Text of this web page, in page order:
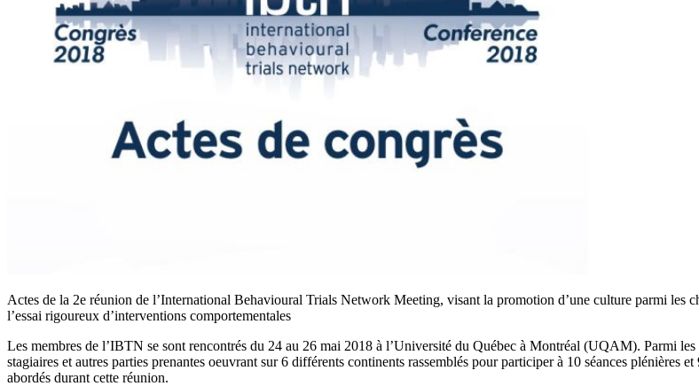
Actes de la 2e réunion de l’International Behavioural Trials Network Meeting, visant la promotion d’une culture parmi les
l’essai rigoureux d’interventions comportementales
Les membres de l’IBTN se sont rencontrés du 24 au 26 mai 2018 à l’Université du Québec à Montréal (UQAM). Parmi
stagiaires et autres parties prenantes oeuvrant sur 6 différents continents rassemblés pour participer à 10 séances plénières
abordés durant cette réunion.